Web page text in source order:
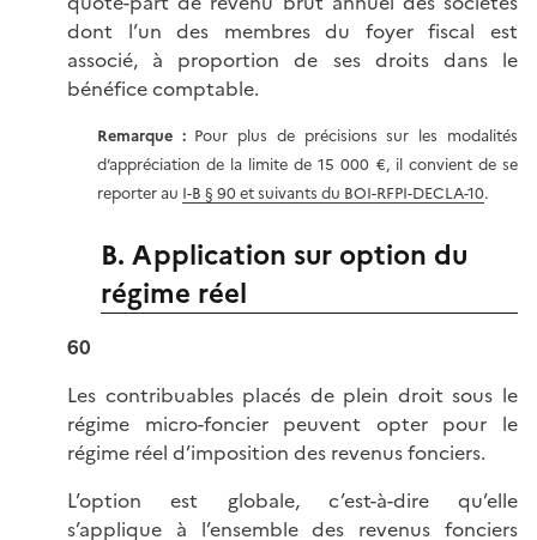
dont l’un des membres du foyer fiscal est
associé, à proportion de ses droits dans le
bénéfice comptable.
Remarque :Pour plus de précisions sur les modalités
d’appréciation de la limite de 15 000 €, il convient de se
reporter au I-B § 90 et suivants du BOI-RFPI-DECLA-10.
B. Application sur option du
régime réel
60
Les contribuables placés de plein droit sous le
régime micro-foncier peuvent opter pour le
régime réel d’imposition des revenus fonciers.
L’option est globale, c’est-à-dire qu’elle
s’applique à l’ensemble des revenus fonciers